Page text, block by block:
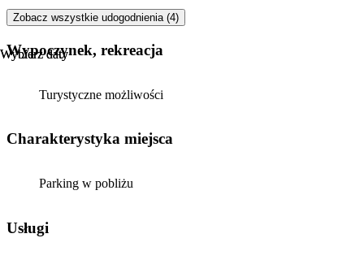
Wybierz daty
Wybierz daty
Zobacz wszystkie udogodnienia (4)
Wypoczynek, rekreacja
Turystyczne możliwości
Charakterystyka miejsca
Parking w pobliżu
Usługi